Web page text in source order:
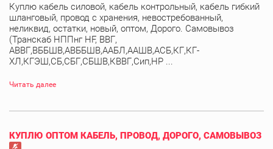
Куплю кабель силовой, кабель контрольный, кабель гибкий
шланговый, провод с хранения, невостребованный,
неликвид, остатки, новый, оптом, Дорого. Самовывоз
(Транскаб НППнг HF, ВВГ,
АВВГ,ВББШВ,АВББШВ,ААБЛ,ААШВ,АСБ,КГ,КГ-
ХЛ,КГЭШ,СБ,СБГ,СБШВ,КВВГ,Сип,НР ...
Читать далее
КУПЛЮ ОПТОМ КАБЕЛЬ, ПРОВОД, ДОРОГО, САМОВЫВОЗ